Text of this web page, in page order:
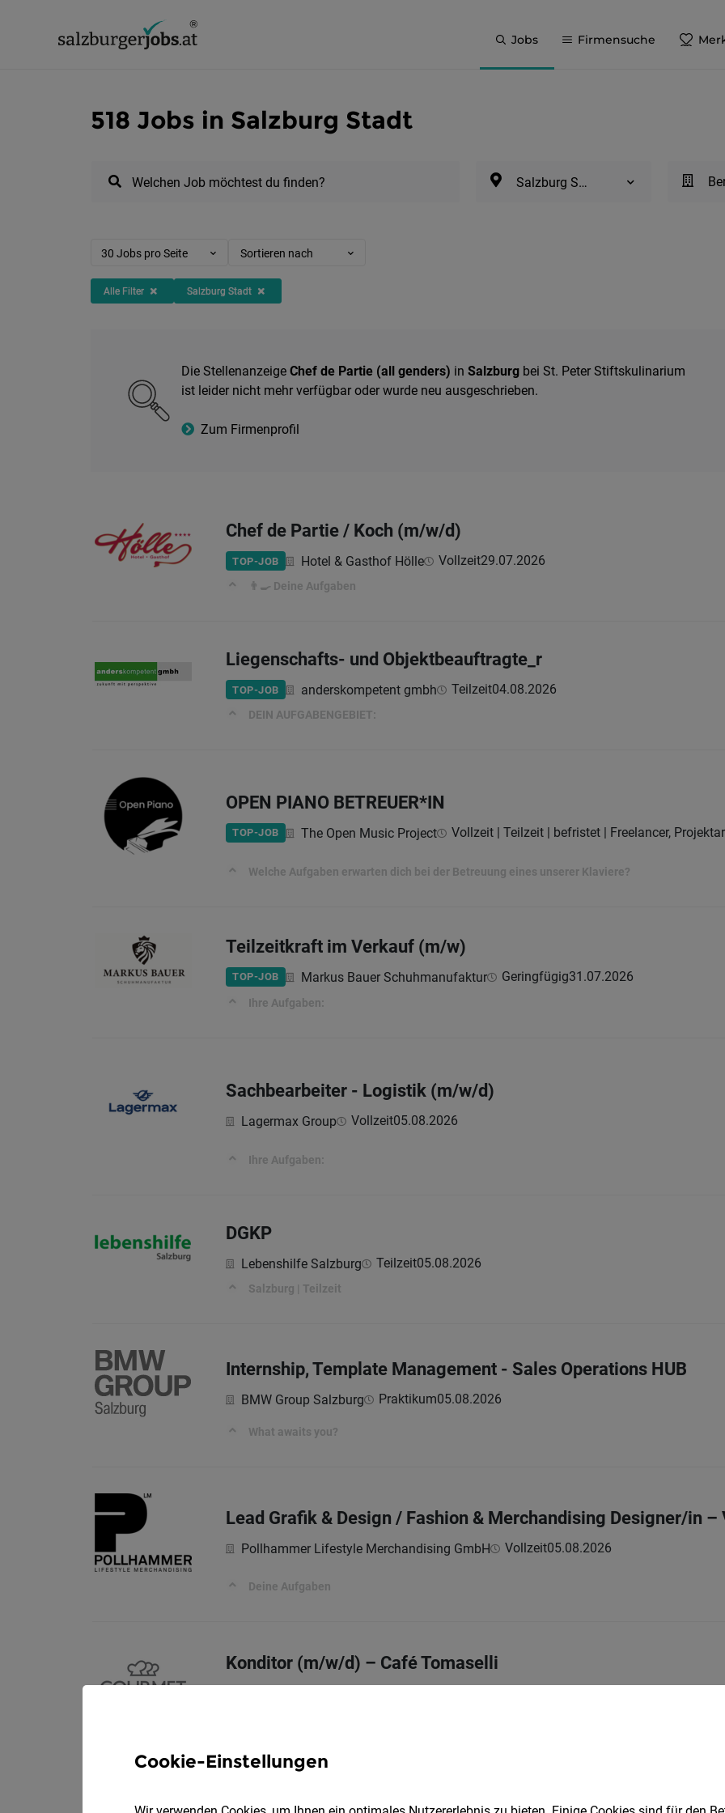
Jobs Firmensuche
518 Jobs in Salzburg Stadt
Welchen Job möchtest du finden? Salzburg Stadt
30 Jobs pro Seite Sortieren nach
Alle Filter Salzburg Stadt
Die Stellenanzeige Chef de Partie (all genders) in Salzburg bei St. Peter Stiftskulinarium
ist leider nicht mehr verfügbar oder wurde neu ausgeschrieben.
Zum Firmenprofil
Chef de Partie / Koch (m/w/d)
TOP-JOB Hotel & Gasthof Hölle Vollzeit29.07.2026
👨‍🍳 Deine Aufgaben
Liegenschafts- und Objektbeauftragte_r
TOP-JOB anderskompetent gmbh Teilzeit04.08.2026
DEIN AUFGABENGEBIET:
OPEN PIANO BETREUER*IN
TOP-JOB The Open Music Project Vollzeit | Teilzeit | befristet | Freelancer,
Welche Aufgaben erwarten dich bei der Betreuung eines unserer Klaviere?
Teilzeitkraft im Verkauf (m/w)
TOP-JOB Markus Bauer Schuhmanufaktur Geringfügig31.07.2026
Ihre Aufgaben:
Sachbearbeiter - Logistik (m/w/d)
Lagermax Group Vollzeit05.08.2026
Ihre Aufgaben:
DGKP
Lebenshilfe Salzburg Teilzeit05.08.2026
Salzburg | Teilzeit
Internship, Template Management - Sales Operations HUB
BMW Group Salzburg Praktikum05.08.2026
What awaits you?
Lead Grafik & Design / Fashion & Merchandising Designer/in –
Pollhammer Lifestyle Merchandising GmbH Vollzeit05.08.2026
Deine Aufgaben
Konditor (m/w/d) – Café Tomaselli
Cookie-Einstellungen